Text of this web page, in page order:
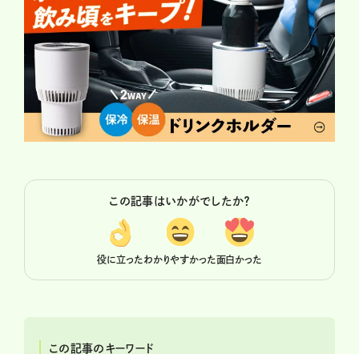
この記事はいかがでしたか？
役に立ったわかりやすかった面白かった
この記事のキーワード